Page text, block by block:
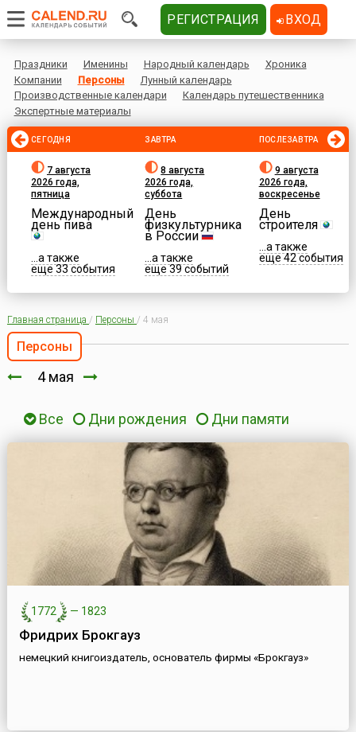
Праздники Именины Народный календарь
Хроника
Компании
Персоны
Лунный календарь
Производственные календари
Календарь путешественника
Экспертные материалы
СЕГОДНЯ
7 августа
2026 года,
пятница
Международный
день пива
...а также
еще 33 события
ЗАВТРА
8 августа
2026 года,
суббота
День
физкультурника
в России
...а также
еще 39 событий
ПОСЛЕЗАВТРА
9 августа
2026 года,
воскресенье
День
строителя
...а также
еще 42 события
Главная страница / Персоны / 4 мая
Персоны
4 мая
Все Дни рождения Дни памяти
1772 — 1823
Фридрих Брокгауз
немецкий книгоиздатель, основатель фирмы «Брокгауз»
РЕГИСТРАЦИЯ ВХОД